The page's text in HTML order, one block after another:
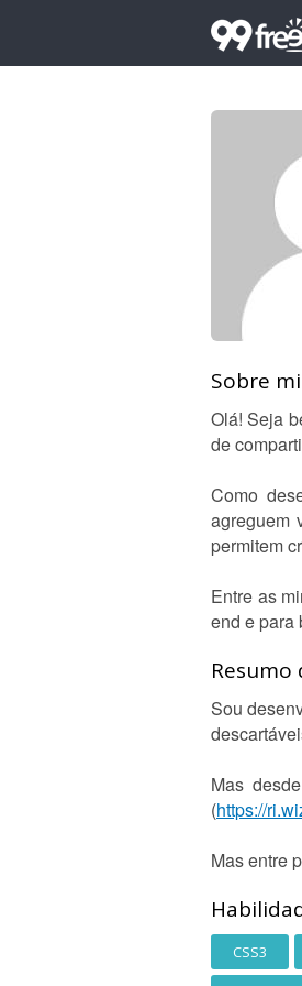
Sobre
Olá! Seja
de
Como
agreguem
permitem
Entre as
end e para
Resumo
Sou
Mas
(https://
Mas entre
CSS3